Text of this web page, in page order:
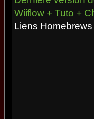
Wiiflow + Tuto +
Liens Homebrews